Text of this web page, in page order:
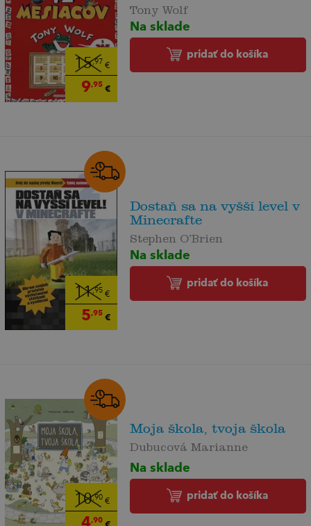
15,97 €
9,95€
Tony Wolf
Na sklade
pridať do košíka
11,95€
5,95€
Dostaň sa na vyšší level v
Minecrafte
Stephen O’Brien
Na sklade
pridať do košíka
10,90€
4,90€
Moja škola, tvoja škola
Dubucová Marianne
Na sklade
pridať do košíka